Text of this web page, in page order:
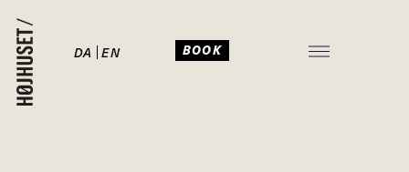
DA EN BOOK